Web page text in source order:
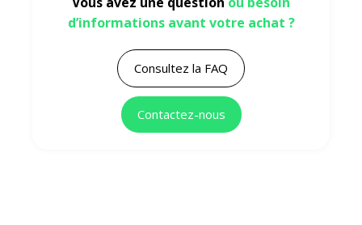
d’informations avant votre achat ?
Consultez la FAQ
Contactez-nous